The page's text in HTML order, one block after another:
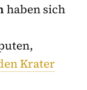
haben sich
Krater